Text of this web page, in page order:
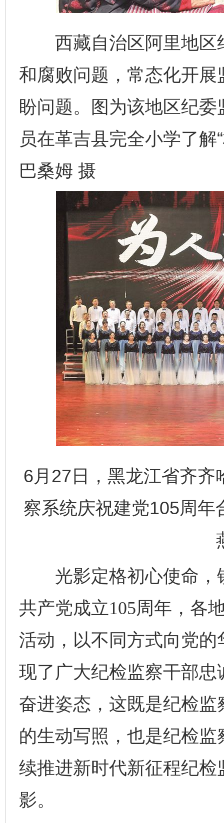
西藏自治区阿里地区
和腐败问题，常态化开
盼问题。图为该地区纪
员在革吉县完全小学了解
巴桑姆 摄
6月27日，黑龙江省齐
察系统庆祝建党105周
光影定格初心使命，
共产党成立105周年，各
活动，以不同方式向党
现了广大纪检监察干部
奋进姿态，这既是纪检
的生动写照，也是纪检
续推进新时代新征程纪
影。